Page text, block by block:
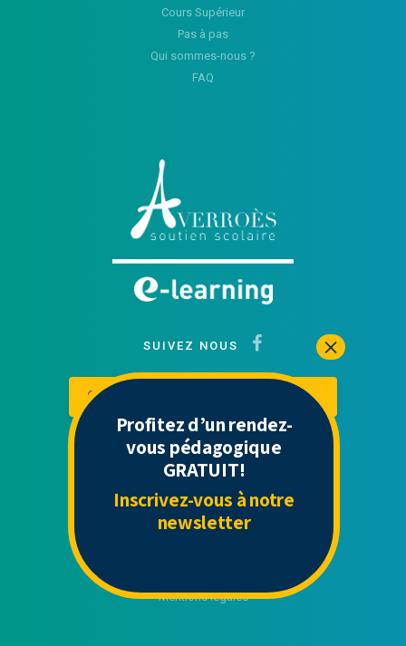
Cours Supérieur
Pas à pas
Qui sommes-nous ?
FAQ
SUIVEZ NOUS
Contactez-nous Mon espace
Liens Utiles
Contact
Mentions légales
Profitez d’un rendez-
vous pédagogique
GRATUIT!
Inscrivez-vous à notre
newsletter